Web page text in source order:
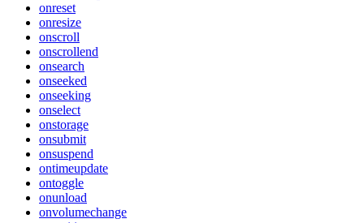
onreset
onresize
onscroll
onscrollend
onsearch
onseeked
onseeking
onselect
onstorage
onsubmit
onsuspend
ontimeupdate
ontoggle
onunload
onvolumechange